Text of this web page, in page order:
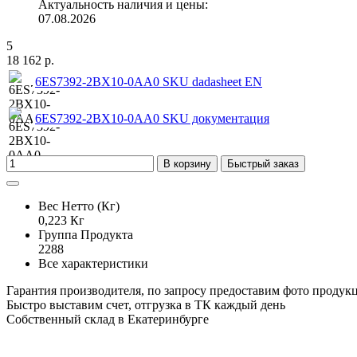
Актуальность наличия и цены:
07.08.2026
5
18 162 р.
6ES7392-2BX10-0AA0 SKU dadasheet EN
6ES7392-2BX10-0AA0 SKU документация
В корзину Быстрый заказ
Вес Нетто (Кг)
0,223 Кг
Группа Продукта
2288
Все характеристики
Гарантия производителя, по запросу предоставим фото
Быстро выставим счет, отгрузка в ТК каждый день
Собственный склад в Екатеринбурге